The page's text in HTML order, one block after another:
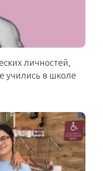
личностей,
учились в школе